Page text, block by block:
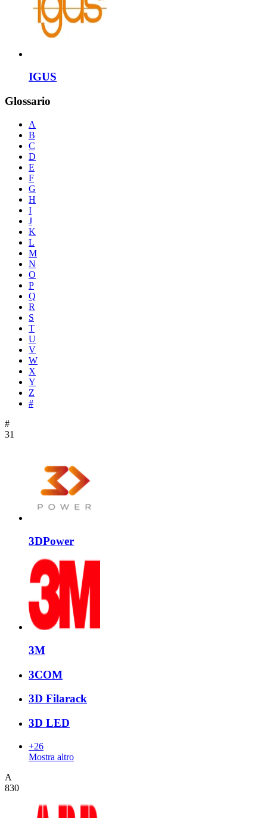
IGUS
Glossario
A
B
C
D
E
F
G
H
I
J
K
L
M
N
O
P
Q
R
S
T
U
V
W
X
Y
Z
#
#
31
3DPower
3M
3COM
3D Filarack
3D LED
+26
Mostra altro
A
830